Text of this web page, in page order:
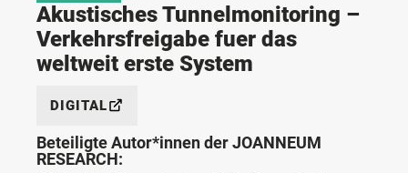
Akustisches Tunnelmonitoring –
Verkehrsfreigabe fuer das
weltweit erste System
DIGITAL
Beteiligte Autor*innen der JOANNEUM
RESEARCH: